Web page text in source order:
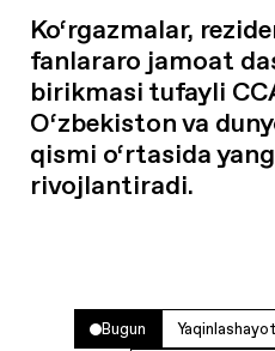
Ko‘rgazmalar,
fanlararo jamoat
birikmasi tufayli
O‘zbekiston va
qismi o‘rtasida
rivojlantiradi.
Bugun